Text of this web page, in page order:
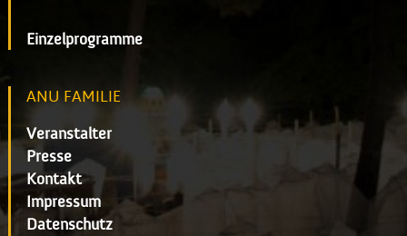
Einzelprogramme
ANU FAMILIE
Veranstalter
Presse
Kontakt
Impressum
Datenschutz